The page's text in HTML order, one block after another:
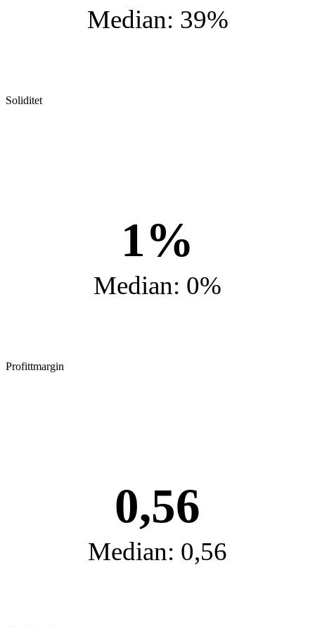
Median: 39%
Soliditet
1%
Median: 0%
Profittmargin
0,56
Median: 0,56